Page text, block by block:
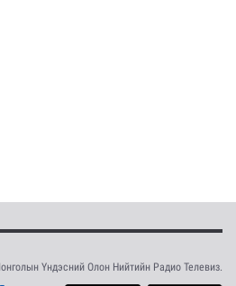
Үндэсний Олон Нийтийн Радио Телевиз.